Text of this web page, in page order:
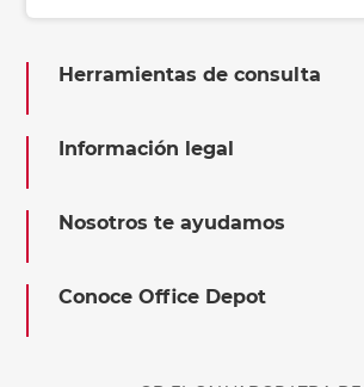
Herramientas de consulta
Información legal
Nosotros te ayudamos
Conoce Office Depot